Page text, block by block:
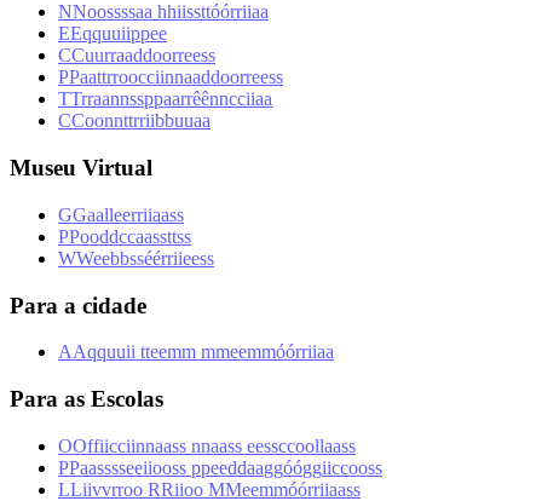
NNoossssaa hhiissttóórriiaa
EEqquuiippee
CCuurraaddoorreess
PPaattrroocciinnaaddoorreess
TTrraannssppaarrêênncciiaa
CCoonnttrriibbuuaa
Museu Virtual
GGaalleerriiaass
PPooddccaassttss
WWeebbsséérriieess
Para a cidade
AAqquuii tteemm mmeemmóórriiaa
Para as Escolas
OOffiicciinnaass nnaass eessccoollaass
PPaasssseeiiooss ppeeddaaggóóggiiccooss
LLiivvrroo RRiioo MMeemmóórriiaass